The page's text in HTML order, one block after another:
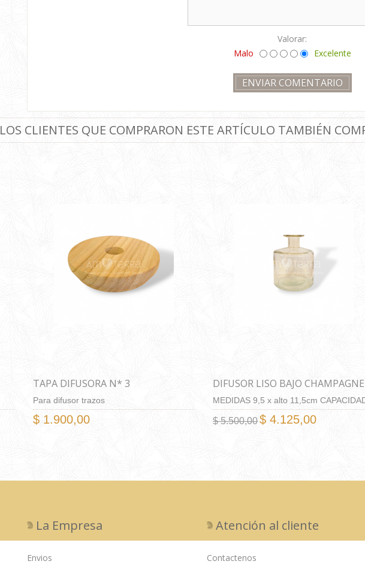
Valorar:
Malo
Excelente
LOS CLIENTES QUE COMPRARON ESTE ARTÍCULO TAMBIÉN
TAPA DIFUSORA N* 3
Para difusor trazos
$ 1.900,00
DIFUSOR LISO BAJO CHAMPAGNE
MEDIDAS 9,5 x alto 11,5cm
445ML
$ 5.500,00$ 4.125,00
La Empresa
Envios
Atención al cliente
Contactenos